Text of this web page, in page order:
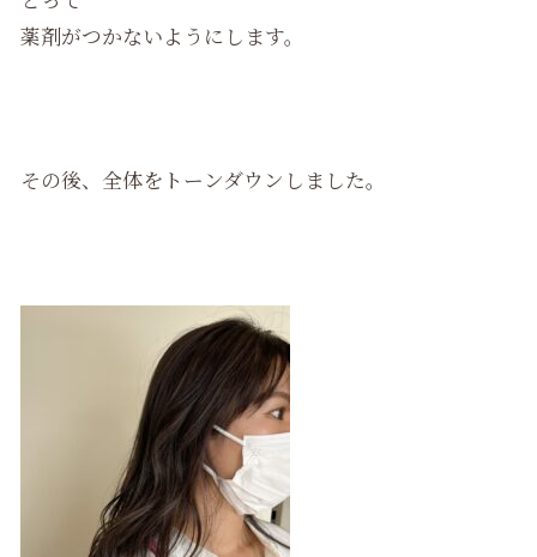
薬剤がつかないようにします。
その後、全体をトーンダウンしました。